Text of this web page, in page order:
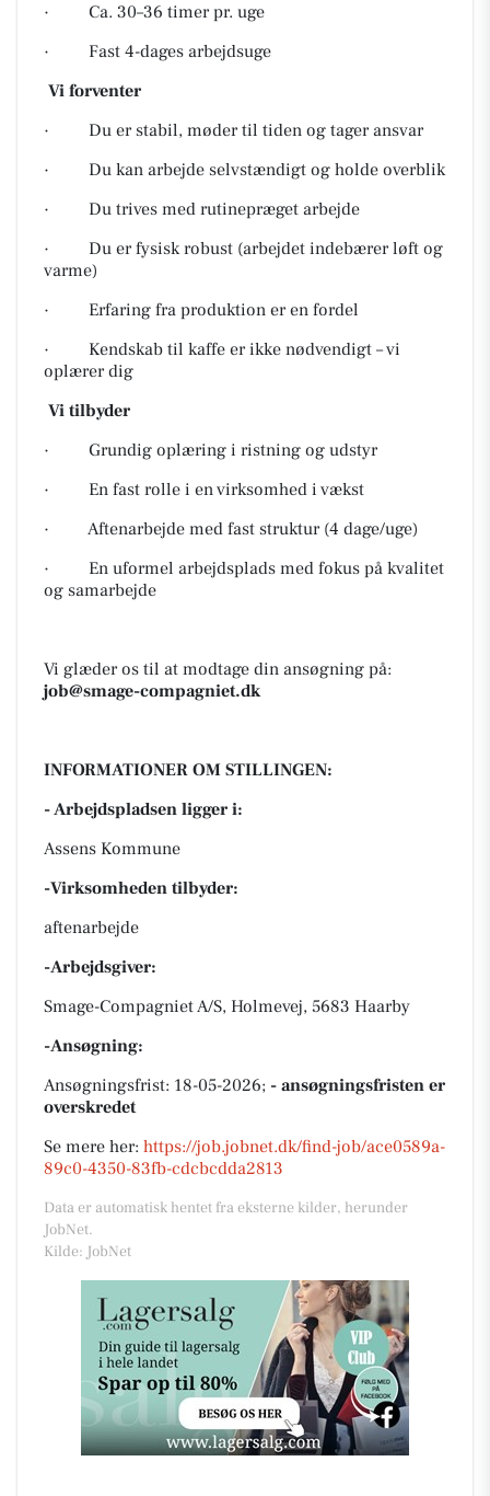
· Ca. 30–36 timer pr. uge
· Fast 4-dages arbejdsuge
Vi forventer
· Du er stabil, møder til tiden og tager ansvar
· Du kan arbejde selvstændigt og holde overblik
· Du trives med rutinepræget arbejde
· Du er fysisk robust (arbejdet indebærer løft og
varme)
· Erfaring fra produktion er en fordel
· Kendskab til kaffe er ikke nødvendigt – vi
oplærer dig
Vi tilbyder
· Grundig oplæring i ristning og udstyr
· En fast rolle i en virksomhed i vækst
· Aftenarbejde med fast struktur (4 dage/uge)
· En uformel arbejdsplads med fokus på kvalitet
og samarbejde
Vi glæder os til at modtage din ansøgning på:
job@smage-compagniet.dk
INFORMATIONER OM STILLINGEN:
- Arbejdspladsen ligger i:
Assens Kommune
-Virksomheden tilbyder:
aftenarbejde
-Arbejdsgiver:
Smage-Compagniet A/S, Holmevej, 5683 Haarby
-Ansøgning:
Ansøgningsfrist: 18-05-2026; - ansøgningsfristen er
overskredet
Se mere her: https://job.jobnet.dk/find-job/ace0589a-
89c0-4350-83fb-cdcbcdda2813
Data er automatisk hentet fra eksterne kilder, herunder
JobNet.
Kilde: JobNet